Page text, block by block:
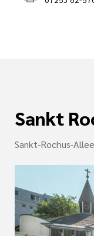
Sankt
Sankt-Rochus-